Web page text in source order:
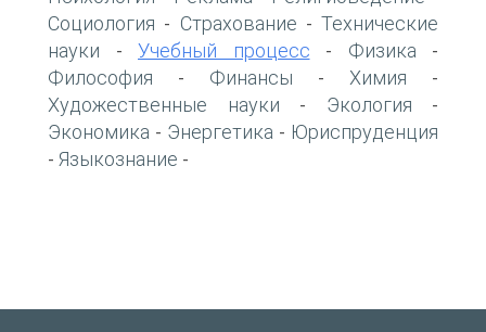
Социология - Страхование - Технические
науки - Учебный процесс - Физика -
Философия - Финансы - Химия -
Художественные науки - Экология -
Экономика - Энергетика - Юриспруденция
- Языкознание -